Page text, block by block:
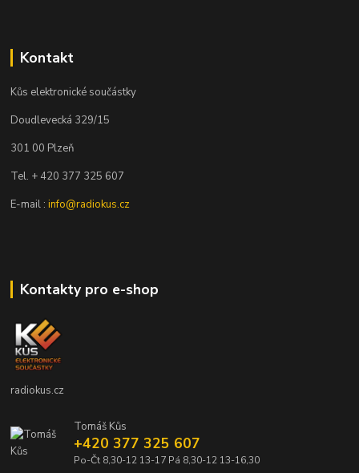
Kontakt
Kůs elektronické součástky
Doudlevecká 329/15
301 00 Plzeň
Tel. + 420 377 325 607
E-mail :info@radiokus.cz
Kontakty pro e-shop
radiokus.cz
Tomáš Kůs
+420 377 325 607
Po-Čt 8,30-12 13-17 Pá 8,30-12 13-16,30